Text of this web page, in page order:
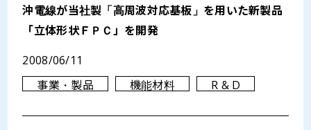
沖電線が当社製「高周波対応基板」を用いた新製品
「立体形状ＦＰＣ」を開発
2008/06/11
事業・製品
機能材料 R & D